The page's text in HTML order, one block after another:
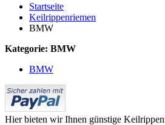
Startseite
Keilrippenriemen
BMW
Kategorie: BMW
BMW
Hier bieten wir Ihnen günstige